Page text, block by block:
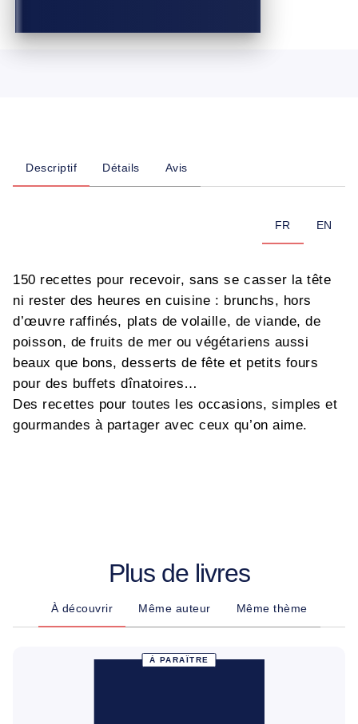
Descriptif Détails Avis
FR EN
150 recettes pour recevoir, sans se casser la tête
ni rester des heures en cuisine : brunchs, hors
d’œuvre raffinés, plats de volaille, de viande, de
poisson, de fruits de mer ou végétariens aussi
beaux que bons, desserts de fête et petits fours
pour des buffets dînatoires…
Des recettes pour toutes les occasions, simples et
gourmandes à partager avec ceux qu’on aime.
Plus de livres
À découvrir Même auteur Même thème
À PARAÎTRE